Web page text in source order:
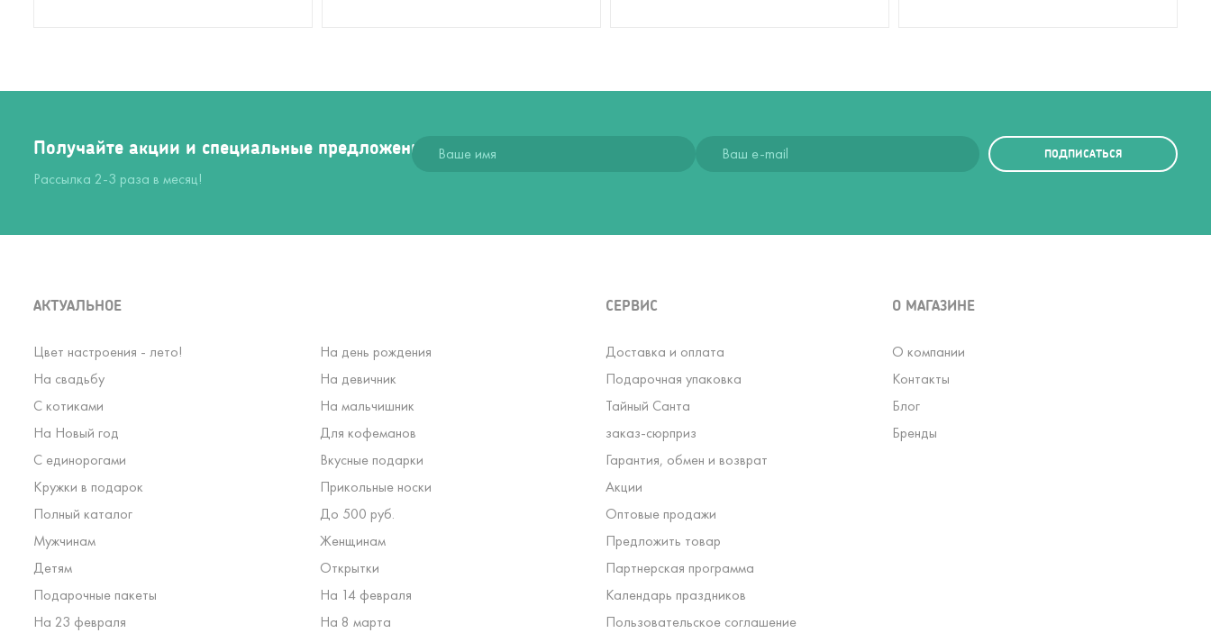
Получайте акции и специальные предложения
Рассылка 2-3 раза в месяц!
ПОДПИСАТЬСЯ
АКТУАЛЬНОЕ
Цвет настроения - лето!
На день рождения
На свадьбу
На девичник
С котиками
На мальчишник
На Новый год
Для кофеманов
С единорогами
Вкусные подарки
Кружки в подарок
Прикольные носки
Полный каталог
До 500 руб.
Мужчинам
Женщинам
Детям
Открытки
Подарочные пакеты
На 14 февраля
На 23 февраля
На 8 марта
СЕРВИС
Доставка и оплата
Подарочная упаковка
Тайный Санта
заказ-сюрприз
Гарантия, обмен и возврат
Акции
Оптовые продажи
Предложить товар
Партнерская программа
Календарь праздников
Пользовательское соглашение
О МАГАЗИНЕ
О компании
Контакты
Блог
Бренды